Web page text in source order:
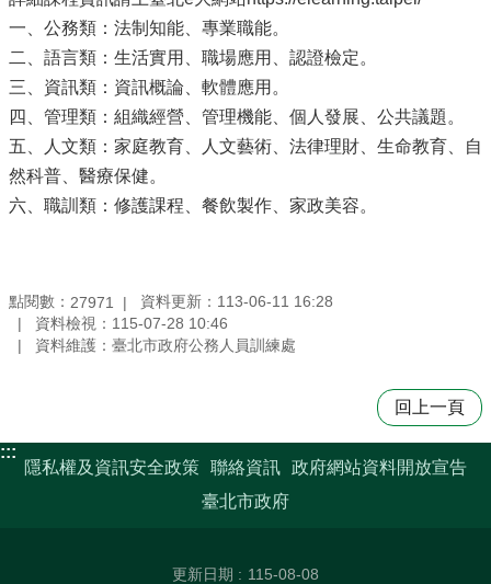
一、公務類：法制知能、專業職能。
二、語言類：生活實用、職場應用、認證檢定。
三、資訊類：資訊概論、軟體應用。
四、管理類：組織經營、管理機能、個人發展、公共議題。
五、人文類：家庭教育、人文藝術、法律理財、生命教育、自
然科普、醫療保健。
六、職訓類：修護課程、餐飲製作、家政美容。
點閱數： 27971
資料更新：113-06-11 16:28
資料檢視：115-07-28 10:46
資料維護：臺北市政府公務人員訓練處
回上一頁
:::
隱私權及資訊安全政策 聯絡資訊 政府網站資料開放宣告
臺北市政府
更新日期 115-08-08